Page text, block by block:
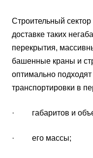
Строительный
доставке таких
перекрытия,
башенные краны и
оптимально подходят
транспортировки в
· габаритов и
· его массы;